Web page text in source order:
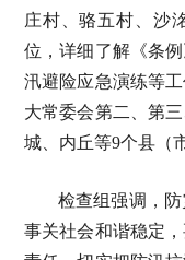
庄村、骆五村、沙
位，详细了解《条
汛避险应急演练等
大常委会第二、第
城、内丘等9个县（
检查组强调，
事关社会和谐稳定